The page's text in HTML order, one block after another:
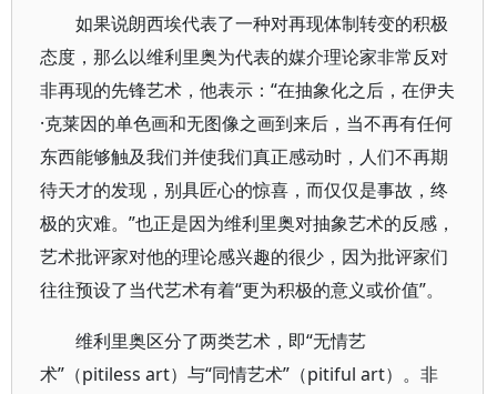
如果说朗西埃代表了一种对再现体制转变的积极
态度，那么以维利里奥为代表的媒介理论家非常反对
非再现的先锋艺术，他表示：“在抽象化之后，在伊夫
·克莱因的单色画和无图像之画到来后，当不再有任何
东西能够触及我们并使我们真正感动时，人们不再期
待天才的发现，别具匠心的惊喜，而仅仅是事故，终
极的灾难。”也正是因为维利里奥对抽象艺术的反感，
艺术批评家对他的理论感兴趣的很少，因为批评家们
往往预设了当代艺术有着“更为积极的意义或价值”。
维利里奥区分了两类艺术，即“无情艺
术”（pitiless art）与“同情艺术”（pitiful art）。非